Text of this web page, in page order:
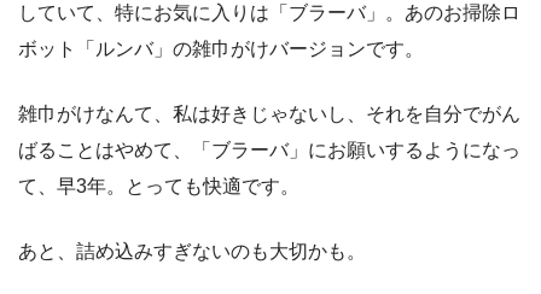
していて、特にお気に入りは「ブラーバ」。あのお掃除ロ
ボット「ルンバ」の雑巾がけバージョンです。
雑巾がけなんて、私は好きじゃないし、それを自分でがん
ばることはやめて、「ブラーバ」にお願いするようになっ
て、早3年。とっても快適です。
あと、詰め込みすぎないのも大切かも。